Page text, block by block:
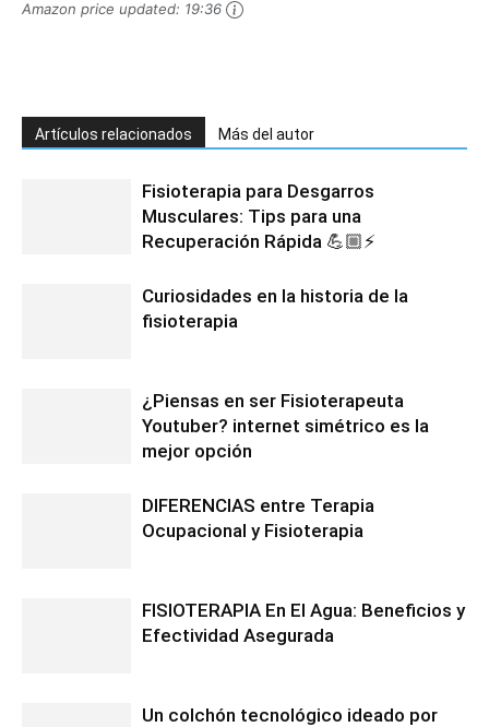
Amazon price updated: 19:36
Artículos relacionados Más del autor
Fisioterapia para Desgarros
Musculares: Tips para una
Recuperación Rápida 💪🏼⚡
Curiosidades en la historia de la
fisioterapia
¿Piensas en ser Fisioterapeuta
Youtuber? internet simétrico es la
mejor opción
DIFERENCIAS entre Terapia
Ocupacional y Fisioterapia
FISIOTERAPIA En El Agua: Beneficios y
Efectividad Asegurada
Un colchón tecnológico ideado por